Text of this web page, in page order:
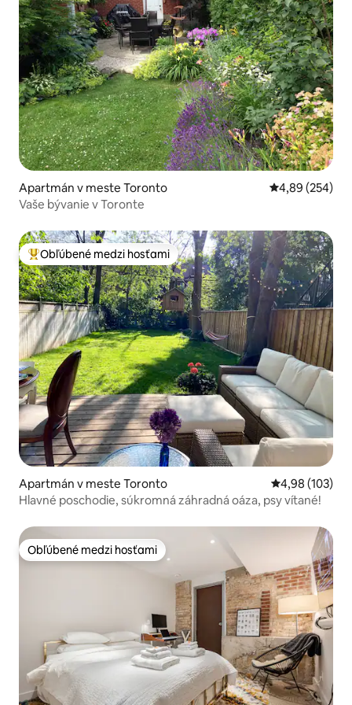
Apartmán v meste Toronto Priemerné
4,89 (254)
Vaše bývanie v Toronte
Najobľúbenejšie medzi hosťami
Obľúbené medzi hosťami
Apartmán v meste Toronto Priemerné
4,98 (103)
Hlavné poschodie, súkromná záhradná oáza, psy vítané!
Obľúbené medzi hosťami
Obľúbené medzi hosťami